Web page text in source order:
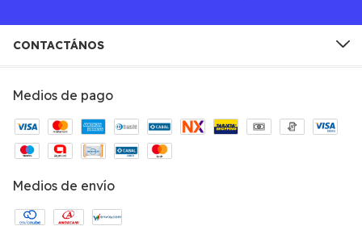
CONTACTÁNOS
Medios de pago
Medios de envío